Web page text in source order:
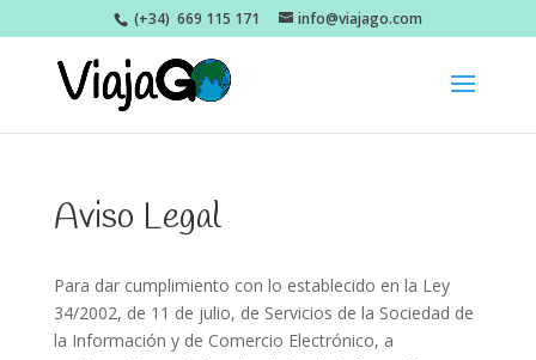
(+34) 669 115 171 info@viajago.com
Aviso Legal
Para dar cumplimiento con lo establecido en la Ley
34/2002, de 11 de julio, de Servicios de la Sociedad de
la Información y de Comercio Electrónico, a